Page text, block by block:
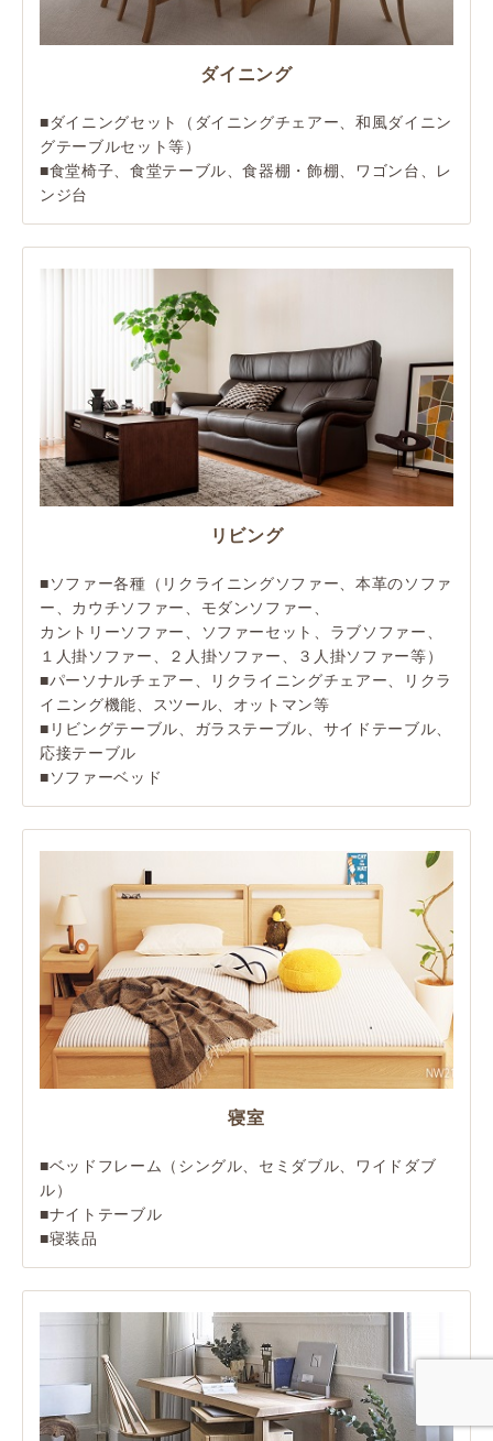
ダイニング
■ダイニングセット（ダイニングチェアー、和風ダイニン
グテーブルセット等）
■食堂椅子、食堂テーブル、食器棚・飾棚、ワゴン台、レ
ンジ台
リビング
■ソファー各種（リクライニングソファー、本革のソファ
ー、カウチソファー、モダンソファー、
カントリーソファー、ソファーセット、ラブソファー、
１人掛ソファー、２人掛ソファー、３人掛ソファー等）
■パーソナルチェアー、リクライニングチェアー、リクラ
イニング機能、スツール、オットマン等
■リビングテーブル、ガラステーブル、サイドテーブル、
応接テーブル
■ソファーベッド
寝室
■ベッドフレーム（シングル、セミダブル、ワイドダブ
ル）
■ナイトテーブル
■寝装品